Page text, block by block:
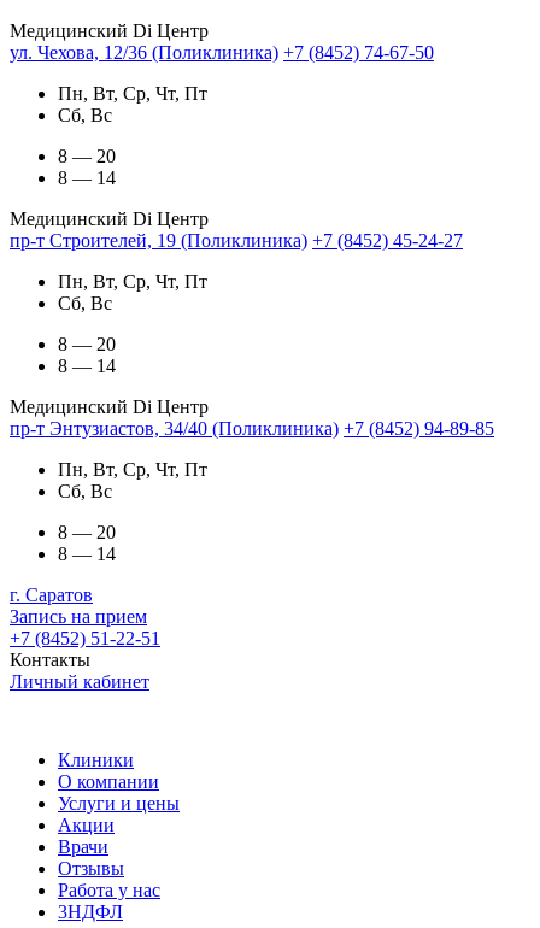
Медицинский Di Центр
ул. Чехова, 12/36 (Поликлиника) +7 (8452) 74-67-50
Пн, Вт, Ср, Чт, Пт
Сб, Вс
8 — 20
8 — 14
Медицинский Di Центр
пр-т Строителей, 19 (Поликлиника) +7 (8452) 45-24-27
Пн, Вт, Ср, Чт, Пт
Сб, Вс
8 — 20
8 — 14
Медицинский Di Центр
пр-т Энтузиастов, 34/40 (Поликлиника) +7 (8452) 94-89-85
Пн, Вт, Ср, Чт, Пт
Сб, Вс
8 — 20
8 — 14
г. Саратов
Запись на прием
+7 (8452) 51-22-51
Контакты
Личный кабинет
Клиники
О компании
Услуги и цены
Акции
Врачи
Отзывы
Работа у нас
3НДФЛ